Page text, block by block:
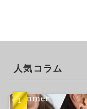
人気コラム